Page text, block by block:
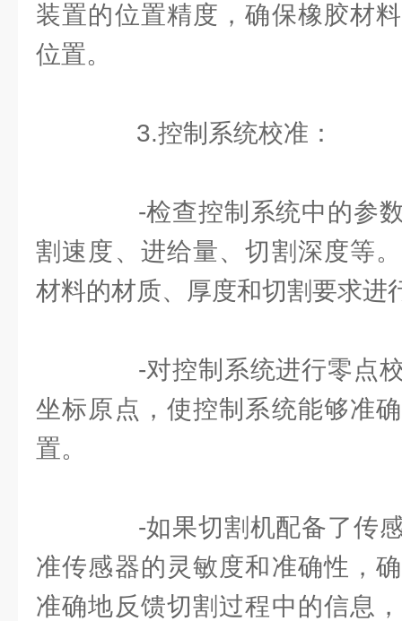
装置的位置精度，确保橡胶材
位置。
3.控制系统校准：
-检查控制系统中的参数
割速度、进给量、切割深度等
材料的材质、厚度和切割要求进
-对控制系统进行零点校
坐标原点，使控制系统能够准
置。
-如果切割机配备了传感
准传感器的灵敏度和准确性，
准确地反馈切割过程中的信息